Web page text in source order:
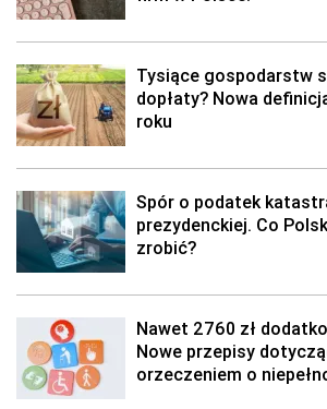
Tysiące gospodarstw
dopłaty? Nowa
roku
Spór o podatek
prezydenckiej. Co
zrobić?
Nawet 2760 zł
Nowe przepisy
orzeczeniem o